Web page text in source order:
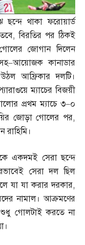
ছন্দে থাকা ফরোয়ার্ড
,বিরতির পর ঠিকই
জোগান দিলেন
–আয়োজক কানাডার
আফ্রিকার দলটি।
ম্যাচের বিজয়ী
প্রথম ম্যাচে ৩–০
জোড়া গোলের পর,
একদমই সেরা ছন্দে
সেরা দল ছিল
যা যা করার দরকার,
নামাল। আক্রমণের
শুধু গোলটাই করতে না